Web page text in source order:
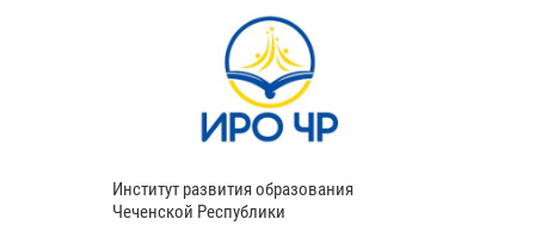
Институт развития образования
Чеченской Республики